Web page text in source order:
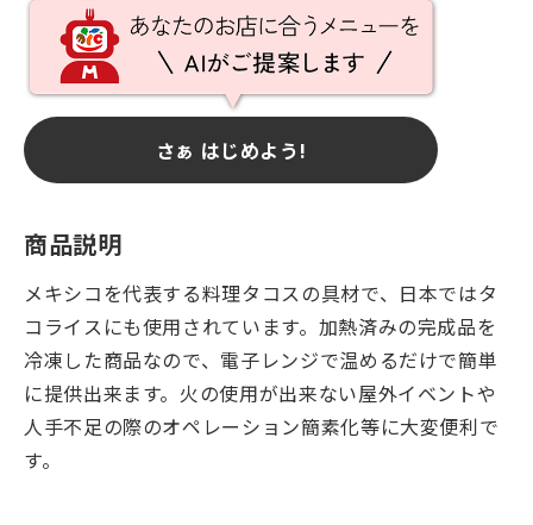
さぁ はじめよう!
商品説明
メキシコを代表する料理タコスの具材で、日本ではタ
コライスにも使用されています。加熱済みの完成品を
冷凍した商品なので、電子レンジで温めるだけで簡単
に提供出来ます。火の使用が出来ない屋外イベントや
人手不足の際のオペレーション簡素化等に大変便利で
す。